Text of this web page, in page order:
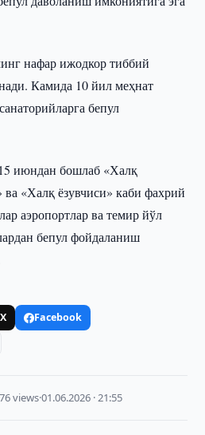
нафар ижодкор тиббий
Камида 10 йил меҳнат
бепул
июндан бошлаб «Халқ
«Халқ ёзувчиси» каби фахрий
аэропортлар ва темир йўл
бепул фойдаланиш
Facebook
views·01.06.2026 · 21:55